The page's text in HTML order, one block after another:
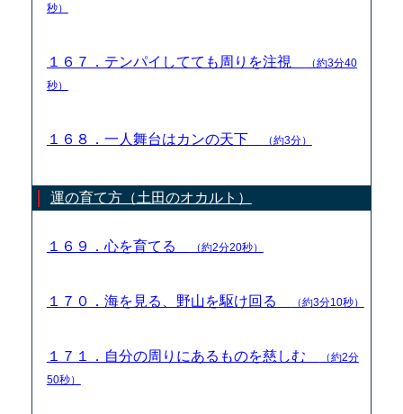
秒）
１６７．テンパイしてても周りを注視
（約3分40
秒）
１６８．一人舞台はカンの天下 （約3分）
運の育て方（土田のオカルト）
１６９．心を育てる （約2分20秒）
１７０．海を見る、野山を駆け回る （約3分10秒）
１７１．自分の周りにあるものを慈しむ
（約2分
50秒）